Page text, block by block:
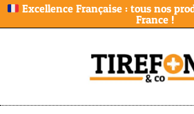
Excellence Française : tous nos
France !